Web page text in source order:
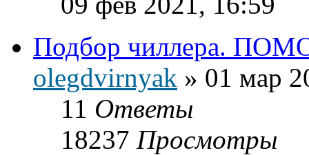
Подбор чиллера.
olegdvirnyak » 01 мар
11 Ответы
18237 Просмотры